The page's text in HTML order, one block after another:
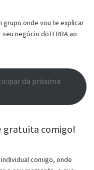
grupo onde vou te explicar
negócio dōTERRA ao
da próxima
gratuita comigo!
comigo, onde